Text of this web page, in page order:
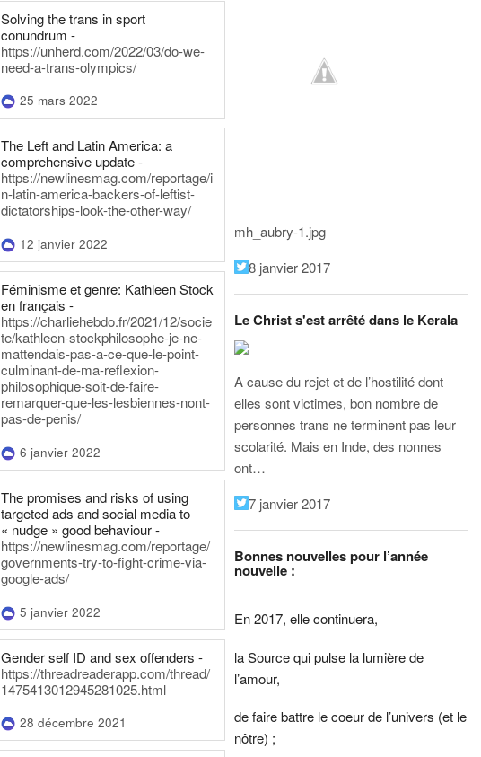
Solving the trans in sport
conundrum -
https://unherd.com/2022/03/do-we-
need-a-trans-olympics/
25 mars 2022
The Left and Latin America: a
comprehensive update -
https://newlinesmag.com/reportage/i
n-latin-america-backers-of-leftist-
dictatorships-look-the-other-way/
12 janvier 2022
Féminisme et genre: Kathleen Stock
en français -
https://charliehebdo.fr/2021/12/socie
te/kathleen-stockphilosophe-je-ne-
mattendais-pas-a-ce-que-le-point-
culminant-de-ma-reflexion-
philosophique-soit-de-faire-
remarquer-que-les-lesbiennes-nont-
pas-de-penis/
6 janvier 2022
The promises and risks of using
targeted ads and social media to
« nudge » good behaviour -
https://newlinesmag.com/reportage/
governments-try-to-fight-crime-via-
google-ads/
5 janvier 2022
Gender self ID and sex offenders -
https://threadreaderapp.com/thread/
1475413012945281025.html
28 décembre 2021
mh_aubry-1.jpg
8 janvier 2017
Le Christ s'est arrêté dans le Kerala
A cause du rejet et de l’hostilité dont
elles sont victimes, bon nombre de
personnes trans ne terminent pas leur
scolarité. Mais en Inde, des nonnes
ont…
7 janvier 2017
Bonnes nouvelles pour l’année
nouvelle :
En 2017, elle continuera,
la Source qui pulse la lumière de
l’amour,
de faire battre le coeur de l’univers (et le
nôtre) ;